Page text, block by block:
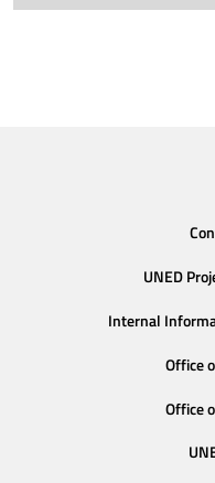
UNED
Internal
Office
Office